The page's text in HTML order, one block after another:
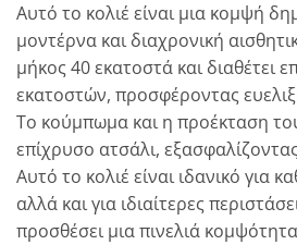
Αυτό το κολιέ είναι μια κομψή
μοντέρνα και διαχρονική
μήκος 40 εκατοστά και διαθέτει
εκατοστών, προσφέροντας
Το κούμπωμα και η προέκταση
επίχρυσο ατσάλι,
Αυτό το κολιέ είναι ιδανικό για
αλλά και για ιδιαίτερες
προσθέσει μια πινελιά